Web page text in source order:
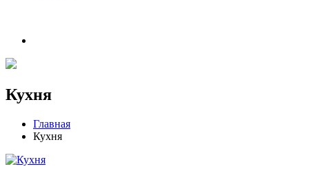
Кухня
Главная
Кухня